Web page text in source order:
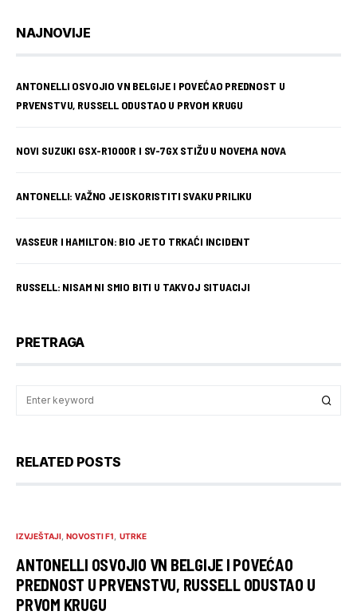
NAJNOVIJE
ANTONELLI OSVOJIO VN BELGIJE I POVEĆAO PREDNOST U
PRVENSTVU, RUSSELL ODUSTAO U PRVOM KRUGU
NOVI SUZUKI GSX-R1000R I SV-7GX STIŽU U NOVEMA NOVA
ANTONELLI: VAŽNO JE ISKORISTITI SVAKU PRILIKU
VASSEUR I HAMILTON: BIO JE TO TRKAĆI INCIDENT
RUSSELL: NISAM NI SMIO BITI U TAKVOJ SITUACIJI
PRETRAGA
RELATED POSTS
IZVJEŠTAJI NOVOSTI F1 UTRKE
ANTONELLI OSVOJIO VN BELGIJE I POVEĆAO
PREDNOST U PRVENSTVU, RUSSELL ODUSTAO U
PRVOM KRUGU